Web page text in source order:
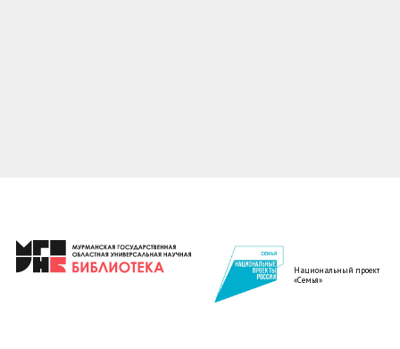
Национальный проект
«Семья»